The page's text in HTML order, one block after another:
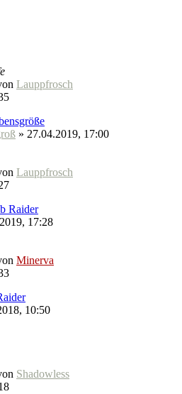
Lauppfrosch
» 27.04.2019, 17:00
Lauppfrosch
Raider
17:28
Minerva
10:50
Shadowless